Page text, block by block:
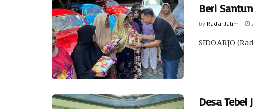
Beri
by Radar Jatim
SIDOARJO
Desa